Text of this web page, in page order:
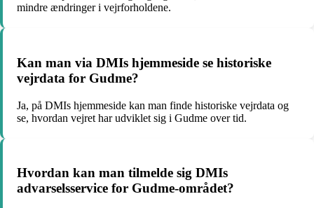
mindre ændringer i vejrforholdene.
Kan man via DMIs hjemmeside se historiske
vejrdata for Gudme?
Ja, på DMIs hjemmeside kan man finde historiske vejrdata og
se, hvordan vejret har udviklet sig i Gudme over tid.
Hvordan kan man tilmelde sig DMIs
advarselsservice for Gudme-området?